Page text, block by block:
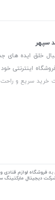
سپهر
خلق ایده های
اینترنتی
خرید سریع و
را نموده تا
فروشگاه لوازم قنادی
دیجیتال مارکتینگ